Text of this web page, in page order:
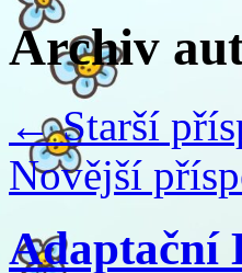
Archiv
←Starší
Novější
Adaptační